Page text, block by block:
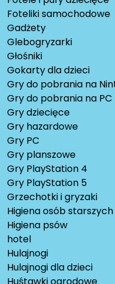
Foteliki samochodowe
Gadżety
Glebogryzarki
Głośniki
Gokarty dla dzieci
Gry do pobrania na
Gry do pobrania na PC
Gry dziecięce
Gry hazardowe
Gry PC
Gry planszowe
Gry PlayStation 4
Gry PlayStation 5
Grzechotki i gryzaki
Higiena osób
Higiena psów
hotel
Hulajnogi
Hulajnogi dla dzieci